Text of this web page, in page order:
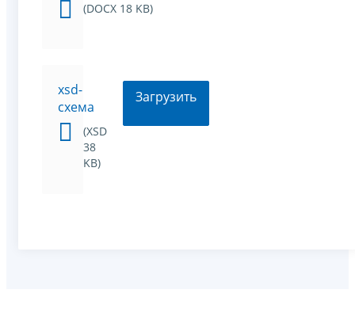
(DOCX 18 KB)
xsd-
схема
(XSD
38
KB)
Загрузить